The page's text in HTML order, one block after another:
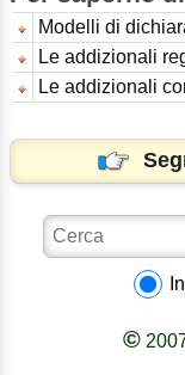
Modelli di
Le addizionali
Le addizionali
©